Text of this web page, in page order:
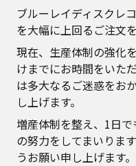
ブルーレイディスクレ
を大幅に上回るご注文
現在、生産体制の強化
けまでにお時間をいた
は多大なるご迷惑をお
し上げます。
増産体制を整え、1日
の努力をしてまいりま
うお願い申し上げます。